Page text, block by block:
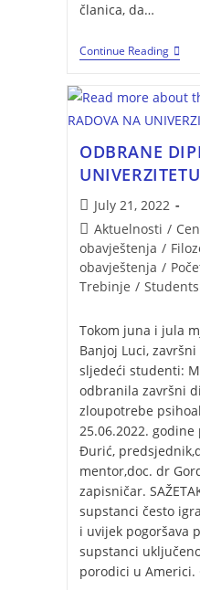
članica, da…
Continue Reading
ODBRANE
July 21, 2022
Aktuelnosti /
obavještenja /
obavještenja /
Trebinje /
Tokom juna i jula
Banjoj Luci,
sljedeći studenti:
odbranila završni
zloupotrebe
25.06.2022.
Đurić,
mentor,doc. dr
zapisničar.
supstanci često
i uvijek pogoršava
supstanci
porodici u